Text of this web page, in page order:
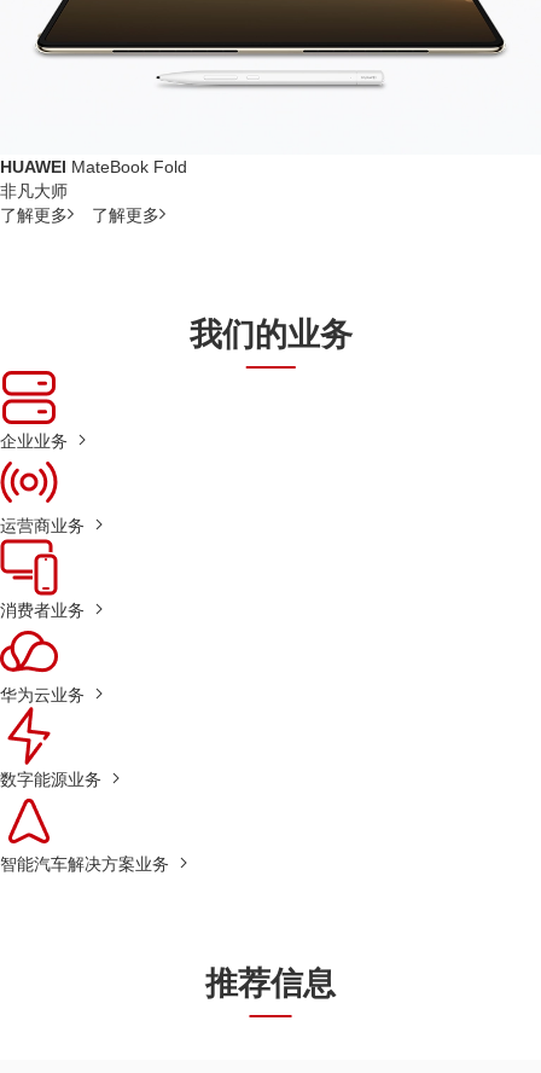
HUAWEI MateBook Fold
非凡大师
了解更多
了解更多
我们的业务
企业业务
运营商业务
消费者业务
华为云业务
数字能源业务
智能汽车解决方案业务
推荐信息